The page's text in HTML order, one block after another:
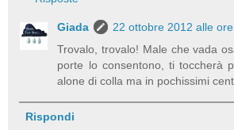
Giada
22 ottobre 2012 alle
Trovalo, trovalo! Male che vada
porte lo consentono, ti toccherà
alone di colla ma in pochissimi
Rispondi